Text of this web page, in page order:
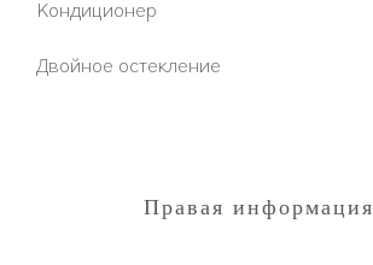
Кондиционер
Двойное остекление
Правая информация